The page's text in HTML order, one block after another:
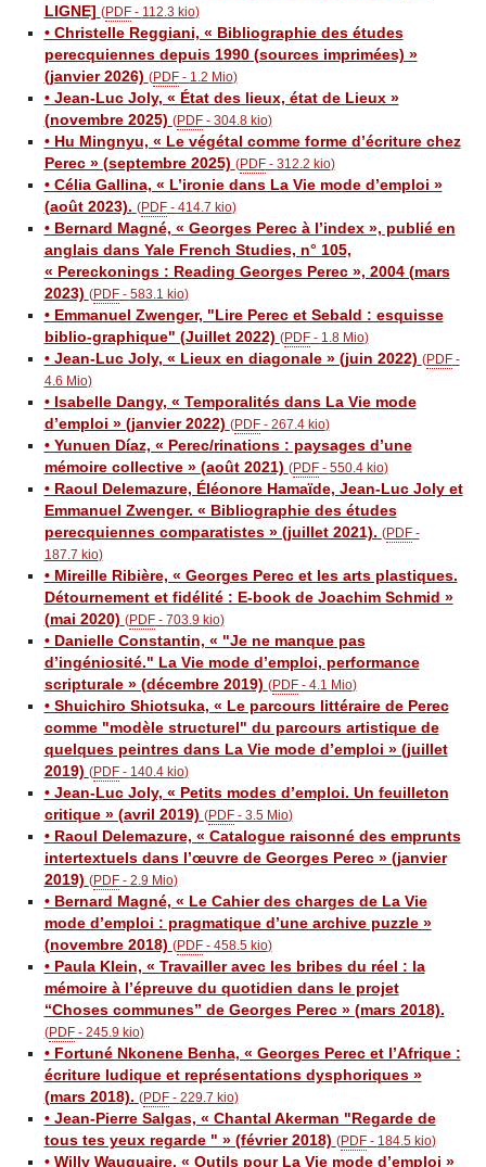
LIGNE] (PDF- 112.3 kio)
• Christelle Reggiani, « Bibliographie des études
perecquiennes depuis 1990 (sources imprimées) »
(janvier 2026) (PDF- 1.2 Mio)
• Jean-Luc Joly, « État des lieux, état de Lieux »
(novembre 2025) (PDF- 304.8 kio)
• Hu Mingnyu, « Le végétal comme forme d’écriture chez
Perec » (septembre 2025) (PDF- 312.2 kio)
• Célia Gallina, « L’ironie dans La Vie mode d’emploi »
(août 2023). (PDF- 414.7 kio)
• Bernard Magné, « Georges Perec à l’index », publié en
anglais dans Yale French Studies, n° 105,
« Pereckonings : Reading Georges Perec », 2004 (mars
2023) (PDF- 583.1 kio)
• Emmanuel Zwenger, "Lire Perec et Sebald : esquisse
biblio-graphique" (Juillet 2022) (PDF- 1.8 Mio)
• Jean-Luc Joly, « Lieux en diagonale » (juin 2022) (PDF-
4.6 Mio)
• Isabelle Dangy, « Temporalités dans La Vie mode
d’emploi » (janvier 2022) (PDF- 267.4 kio)
• Yunuen Díaz, « Perec/rinations : paysages d’une
mémoire collective » (août 2021) (PDF- 550.4 kio)
• Raoul Delemazure, Éléonore Hamaïde, Jean-Luc Joly et
Emmanuel Zwenger. « Bibliographie des études
perecquiennes comparatistes » (juillet 2021). (PDF-
187.7 kio)
• Mireille Ribière, « Georges Perec et les arts plastiques.
Détournement et fidélité : E-book de Joachim Schmid »
(mai 2020) (PDF- 703.9 kio)
• Danielle Constantin, « "Je ne manque pas
d’ingéniosité." La Vie mode d’emploi, performance
scripturale » (décembre 2019) (PDF- 4.1 Mio)
• Shuichiro Shiotsuka, « Le parcours littéraire de Perec
comme "modèle structurel" du parcours artistique de
quelques peintres dans La Vie mode d’emploi » (juillet
2019) (PDF- 140.4 kio)
• Jean-Luc Joly, « Petits modes d’emploi. Un feuilleton
critique » (avril 2019) (PDF- 3.5 Mio)
• Raoul Delemazure, « Catalogue raisonné des emprunts
intertextuels dans l’œuvre de Georges Perec » (janvier
2019) (PDF- 2.9 Mio)
• Bernard Magné, « Le Cahier des charges de La Vie
mode d’emploi : pragmatique d’une archive puzzle »
(novembre 2018) (PDF- 458.5 kio)
• Paula Klein, « Travailler avec les bribes du réel : la
mémoire à l’épreuve du quotidien dans le projet
“Choses communes” de Georges Perec » (mars 2018).
(PDF- 245.9 kio)
• Fortuné Nkonene Benha, « Georges Perec et l’Afrique :
écriture ludique et représentations dysphoriques »
(mars 2018). (PDF- 229.7 kio)
• Jean-Pierre Salgas, « Chantal Akerman "Regarde de
tous tes yeux regarde " » (février 2018) (PDF- 184.5 kio)
• Willy Wauquaire, « Outils pour La Vie mode d’emploi »